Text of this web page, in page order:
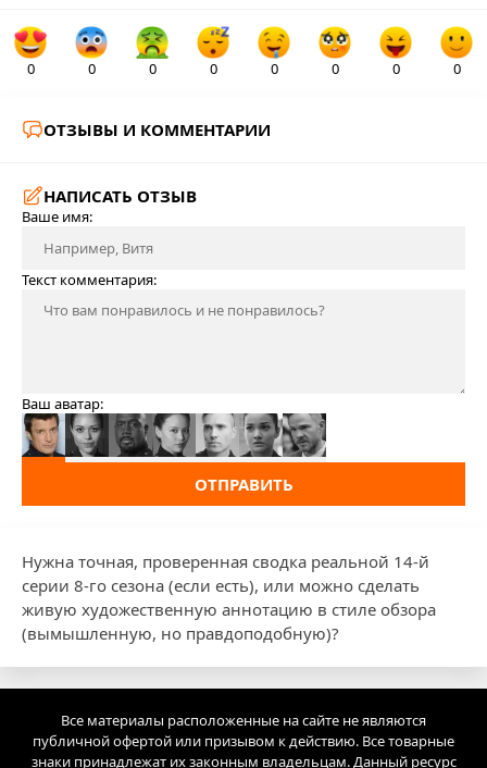
0 0 0 0 0 0 0 0
ОТЗЫВЫ И КОММЕНТАРИИ
НАПИСАТЬ ОТЗЫВ
Ваше имя:
Текст комментария:
Ваш аватар:
ОТПРАВИТЬ
Нужна точная, проверенная сводка реальной 14-й
серии 8-го сезона (если есть), или можно сделать
живую художественную аннотацию в стиле обзора
(вымышленную, но правдоподобную)?
Все материалы расположенные на сайте не являются
публичной офертой или призывом к действию. Все товарные
знаки принадлежат их законным владельцам. Данный ресурс